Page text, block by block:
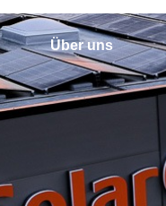
Über uns